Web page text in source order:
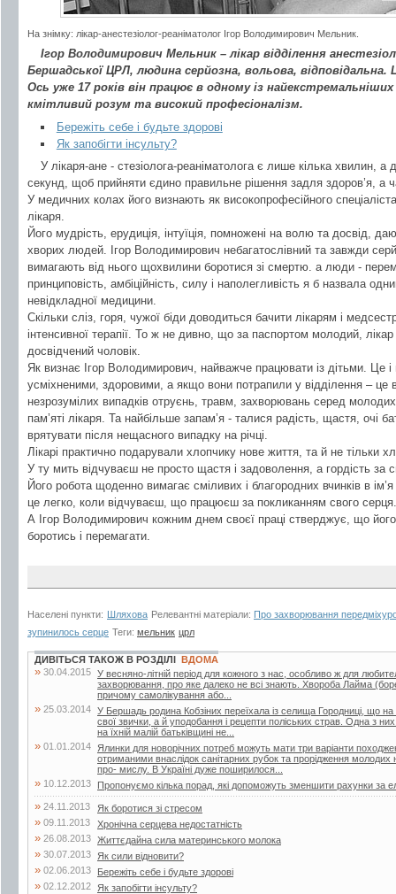
На знімку: лікар-анестезіолог-реаніматолог Ігор Володимирович Мельник.
Ігор Володимирович Мельник – лікар відділення
Бершадської ЦРЛ, людина серйозна, вольова, відповідальна.
Ось уже 17 років він працює в одному із
кмітливий розум та високий професіоналізм.
Бережіть себе і будьте здорові
Як запобігти інсульту?
У лікаря-ане - стезіолога-реаніматолога є лише кілька хвилин, а
секунд, щоб прийняти єдино правильне рішення задля здоров’я, а
У медичних колах його визнають як високопрофесійного
лікаря.
Його мудрість, ерудиція, інтуїція, помножені на волю та досвід,
хворих людей. Ігор Володимирович небагатослівний та завжди
вимагають від нього щохвилини боротися зі смертю. а люди -
принциповість, амбіційність, силу і наполегливість я б назвала
невідкладної медицини.
Скільки сліз, горя, чужої біди доводиться бачити лікарям і
інтенсивної терапії. То ж не дивно, що за паспортом молодий,
досвідчений чоловік.
Як визнає Ігор Володимирович, найважче працювати із дітьми. Це
усміхненими, здоровими, а якщо вони потрапили у відділення – це
незрозумілих випадків отруєнь, травм, захворювань серед
пам’яті лікаря. Та найбільше запам’я - талися радість, щастя, очі
врятувати після нещасного випадку на річці.
Лікарі практично подарували хлопчику нове життя, та й не тільки
У ту мить відчуваєш не просто щастя і задоволення, а гордість за
Його робота щоденно вимагає сміливих і благородних вчинків в
це легко, коли відчуваєш, що працюєш за покликанням свого серця.
А Ігор Володимирович кожним днем своєї праці стверджує, що
боротись і перемагати.
Населені пункти: Шляхова Релевантні матеріали: Про захворювання
зупинилось серце Теги: мельник црл
ДИВІТЬСЯ ТАКОЖ В РОЗДІЛІ ВДОМА
» 30.04.2015 У весняно-літній період для кожного з нас, особливо ж для
захворювання, про яке далеко не всі знають. Хвороба Лайма
причому самолікування або...
» 25.03.2014 У Бершадь родина Кобзіних переїхала із селища Городниці, що
свої звички, а й уподобання і рецепти поліських страв. Одна з
на їхній малій батьківщині не...
» 01.01.2014
Ялинки для новорічних потреб можуть мати три варіанти
отриманими внаслідок санітарних рубок та прорідження
про- мислу. В Україні дуже поширилося...
» 10.12.2013 Пропонуємо кілька порад, які допоможуть зменшити рахунки за
» 24.11.2013 Як боротися зі стресом
» 09.11.2013 Хронічна серцева недостатність
» 26.08.2013 Життєдайна сила материнського молока
» 30.07.2013 Як сили відновити?
» 02.06.2013 Бережіть себе і будьте здорові
» 02.12.2012 Як запобігти інсульту?